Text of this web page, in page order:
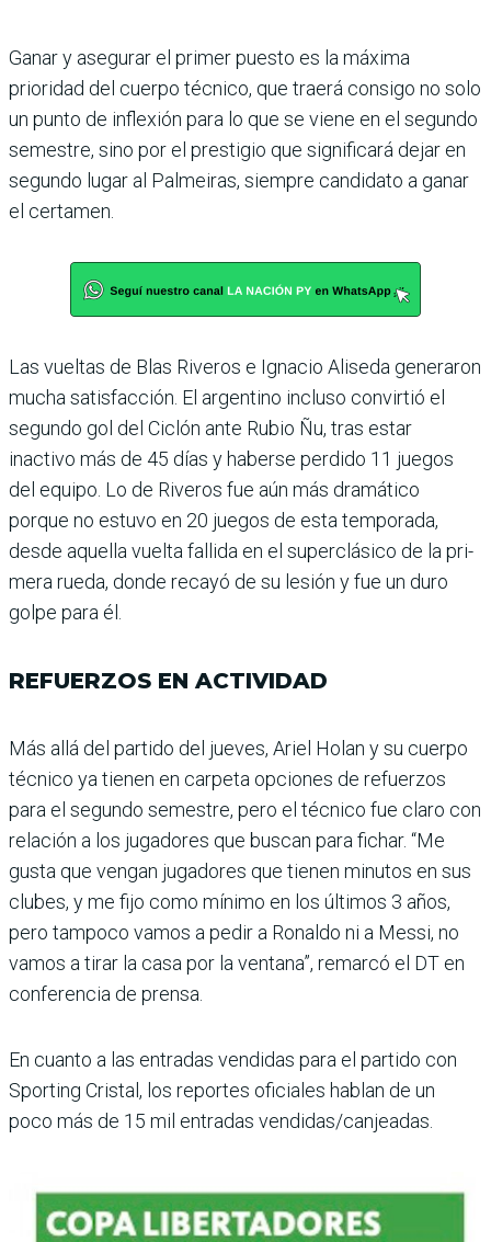
Ganar y asegurar el primer puesto es la máxima
prioridad del cuerpo técnico, que traerá consigo no solo
un punto de inflexión para lo que se viene en el segundo
semestre, sino por el prestigio que significará dejar en
segundo lugar al Pal­meiras, siempre candidato a ganar
el certamen.
Las vueltas de Blas Riveros e Ignacio Aliseda genera­ron
mucha satisfacción. El argentino incluso convirtió el
segundo gol del Ciclón ante Rubio Ñu, tras estar
inactivo más de 45 días y haberse per­dido 11 juegos
del equipo. Lo de Riveros fue aún más dra­mático
porque no estuvo en 20 juegos de esta temporada,
desde aquella vuelta fallida en el superclásico de la pri­
mera rueda, donde recayó de su lesión y fue un duro
golpe para él.
REFUERZOS EN ACTIVIDAD
Más allá del partido del jue­ves, Ariel Holan y su cuerpo
técnico ya tienen en carpeta opciones de refuerzos
para el segundo semestre, pero el téc­nico fue claro con
relación a los jugadores que buscan para fichar. “Me
gusta que vengan jugadores que tienen minutos en sus
clubes, y me fijo como mínimo en los últimos 3 años,
pero tampoco vamos a pedir a Ronaldo ni a Messi, no
vamos a tirar la casa por la ventana”, remarcó el DT en
conferencia de prensa.
En cuanto a las entradas vendidas para el partido con
Sporting Cristal, los reportes oficiales hablan de un
poco más de 15 mil entradas ven­didas/canjeadas.